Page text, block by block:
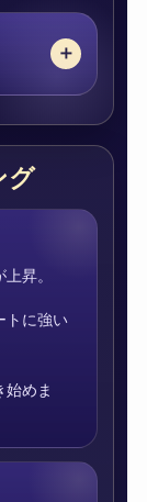
グ
昇。
トに強い
始めま